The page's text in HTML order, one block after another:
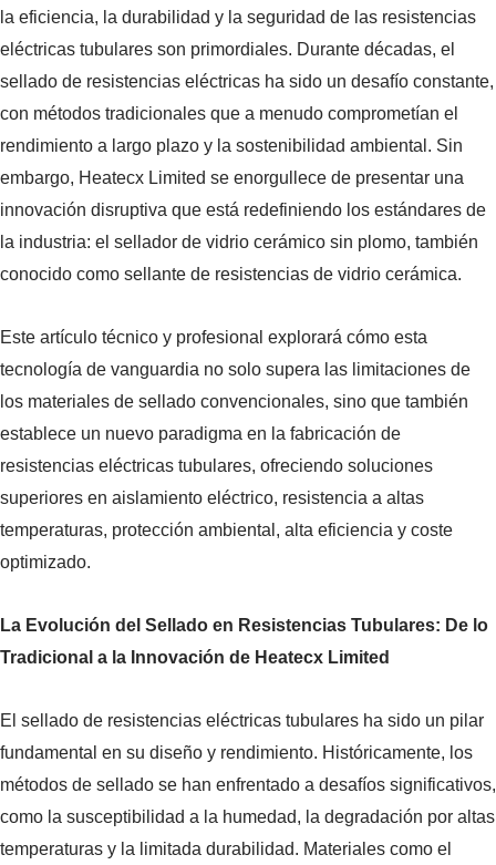
la eficiencia, la durabilidad y la seguridad de las resistencias
eléctricas tubulares son primordiales. Durante décadas, el
sellado de resistencias eléctricas ha sido un desafío constante,
con métodos tradicionales que a menudo comprometían el
rendimiento a largo plazo y la sostenibilidad ambiental. Sin
embargo, Heatecx Limited se enorgullece de presentar una
innovación disruptiva que está redefiniendo los estándares de
la industria: el sellador de vidrio cerámico sin plomo, también
conocido como sellante de resistencias de vidrio cerámica.
Este artículo técnico y profesional explorará cómo esta
tecnología de vanguardia no solo supera las limitaciones de
los materiales de sellado convencionales, sino que también
establece un nuevo paradigma en la fabricación de
resistencias eléctricas tubulares, ofreciendo soluciones
superiores en aislamiento eléctrico, resistencia a altas
temperaturas, protección ambiental, alta eficiencia y coste
optimizado.
La Evolución del Sellado en Resistencias Tubulares: De lo
Tradicional a la Innovación de Heatecx Limited
El sellado de resistencias eléctricas tubulares ha sido un pilar
fundamental en su diseño y rendimiento. Históricamente, los
métodos de sellado se han enfrentado a desafíos significativos,
como la susceptibilidad a la humedad, la degradación por altas
temperaturas y la limitada durabilidad. Materiales como el